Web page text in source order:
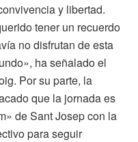
y libertad.
tener un recuerdo
no disfrutan de esta
ha señalado el
Por su parte, la
que la jornada es
de Sant Josep con la
para seguir